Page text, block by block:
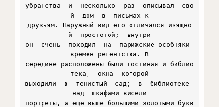
убранства  и  несколько  раз  описывал  сво
й  дом  в  письмах к
друзьям. Наружный вид его отличался изящно
й  простотой;  внутри
он  очень  походил  на  парижские особняки
времен регентства. В
середине расположены были гостиная и библио
тека,  окна  которой
выходили  в  тенистый  сад;  в  библиотеке
над  шкафами висели
портреты, а еще выше большими золотыми букв